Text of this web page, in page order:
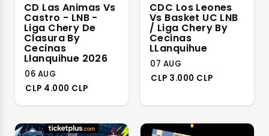
CD Las Animas Vs
Castro - LNB -
Liga Chery De
Clasura By
Cecinas
Llanquihue 2026
06 AUG
CLP 4.000 CLP
CDC Los Leones
Vs Basket UC LNB
/ Liga Chery By
Cecinas
LLanquihue
07 AUG
CLP 3.000 CLP